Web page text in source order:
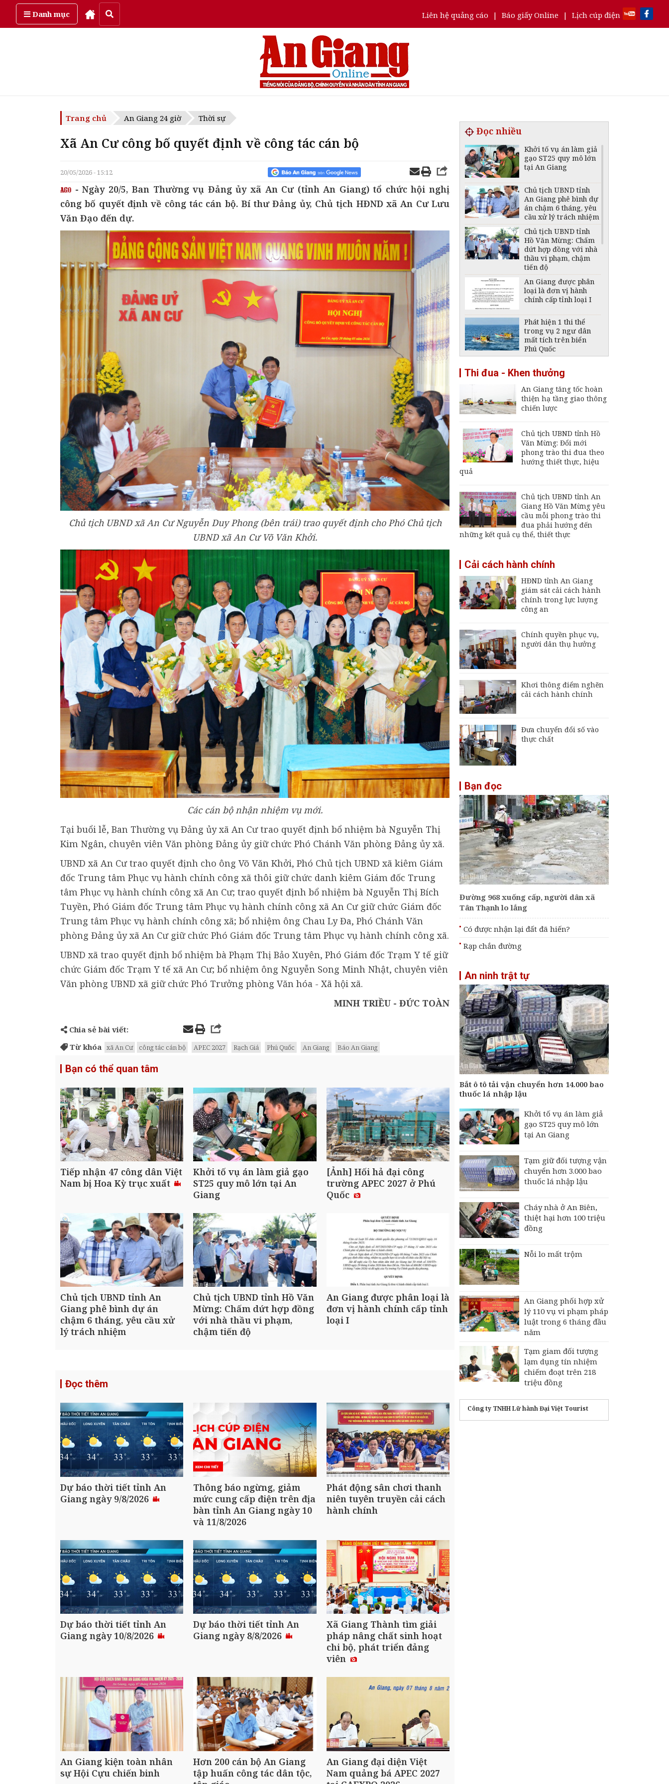
Danh mục Liên hệ quảng cáo | Báo giấy Online | Lịch cúp điện
Thứ sáu, ngày 7/08/2026
Trang chủ An Giang 24 giờ Thời sự
Xã An Cư công bố quyết định về công tác cán bộ
20/05/2026 - 15:12
- Ngày 20/5, Ban Thường vụ Đảng ủy xã An Cư (tỉnh An Giang) tổ chức hội nghị
công bố quyết định về công tác cán bộ. Bí thư Đảng ủy, Chủ tịch HĐND xã An Cư Lưu
Văn Đạo đến dự.
Chủ tịch UBND xã An Cư Nguyễn Duy Phong (bên trái) trao quyết định cho Phó Chủ tịch
UBND xã An Cư Võ Văn Khởi.
Các cán bộ nhận nhiệm vụ mới.
Tại buổi lễ, Ban Thường vụ Đảng ủy xã An Cư trao quyết định bổ nhiệm bà Nguyễn Thị
Kim Ngân, chuyên viên Văn phòng Đảng ủy giữ chức Phó Chánh Văn phòng Đảng ủy xã.
UBND xã An Cư trao quyết định cho ông Võ Văn Khởi, Phó Chủ tịch UBND xã kiêm Giám
đốc Trung tâm Phục vụ hành chính công xã thôi giữ chức danh kiêm Giám đốc Trung
tâm Phục vụ hành chính công xã An Cư; trao quyết định bổ nhiệm bà Nguyễn Thị Bích
Tuyền, Phó Giám đốc Trung tâm Phục vụ hành chính công xã An Cư giữ chức Giám đốc
Trung tâm Phục vụ hành chính công xã; bổ nhiệm ông Chau Ly Đa, Phó Chánh Văn
phòng Đảng ủy xã An Cư giữ chức Phó Giám đốc Trung tâm Phục vụ hành chính công xã.
UBND xã trao quyết định bổ nhiệm bà Phạm Thị Bảo Xuyên, Phó Giám đốc Trạm Y tế giữ
chức Giám đốc Trạm Y tế xã An Cư; bổ nhiệm ông Nguyễn Song Minh Nhật, chuyên viên
Văn phòng UBND xã giữ chức Phó Trưởng phòng Văn hóa - Xã hội xã.
MINH TRIỀU - ĐỨC TOÀN
Chia sẻ bài viết:
Từ khóa
xã An Cư công tác cán bộ APEC 2027 Rạch Giá Phú Quốc An Giang Báo An Giang
Bạn có thể quan tâm
Tiếp nhận 47 công dân Việt
Nam bị Hoa Kỳ trục xuất
Khởi tố vụ án làm giả gạo
ST25 quy mô lớn tại An
Giang
[Ảnh] Hối hả đại công
trường APEC 2027 ở Phú
Quốc
Chủ tịch UBND tỉnh An
Giang phê bình dự án
chậm 6 tháng, yêu cầu xử
lý trách nhiệm
Chủ tịch UBND tỉnh Hồ Văn
Mừng: Chấm dứt hợp đồng
với nhà thầu vi phạm,
chậm tiến độ
An Giang được phân loại là
đơn vị hành chính cấp tỉnh
loại I
Đọc thêm
Dự báo thời tiết tỉnh An
Giang ngày 9/8/2026
Thông báo ngừng, giảm
mức cung cấp điện trên địa
bàn tỉnh An Giang ngày 10
và 11/8/2026
Phát động sân chơi thanh
niên tuyên truyền cải cách
hành chính
Dự báo thời tiết tỉnh An
Giang ngày 10/8/2026
Dự báo thời tiết tỉnh An
Giang ngày 8/8/2026
Xã Giang Thành tìm giải
pháp nâng chất sinh hoạt
chi bộ, phát triển đảng
viên
An Giang kiện toàn nhân
sự Hội Cựu chiến binh
Hơn 200 cán bộ An Giang
tập huấn công tác dân tộc,
An Giang đại diện Việt
Nam quảng bá APEC 2027
Đọc nhiều
Khởi tố vụ án làm giả
gạo ST25 quy mô lớn
tại An Giang
Chủ tịch UBND tỉnh
An Giang phê bình dự
án chậm 6 tháng, yêu
cầu xử lý trách nhiệm
Chủ tịch UBND tỉnh
Hồ Văn Mừng: Chấm
dứt hợp đồng với nhà
thầu vi phạm, chậm
tiến độ
An Giang được phân
loại là đơn vị hành
chính cấp tỉnh loại I
Phát hiện 1 thi thể
trong vụ 2 ngư dân
mất tích trên biển
Phú Quốc
giảm mức cung cấp
điện trên địa bàn tỉnh
An Giang ngày 6 -
7/8/2026
Đại tá Nguyễn Việt
Chính ủy Bộ Chỉ huy
Quân sự tỉnh An
Giang
Khai mạc Ngày hội
Đội K92 quy tập thêm
8 hài cốt liệt sĩ tại An
Giang
sớm đưa cảng biển
lại
Thi đua - Khen thưởng
An Giang tăng tốc hoàn
thiện hạ tầng giao thông
chiến lược
Chủ tịch UBND tỉnh Hồ
Văn Mừng: Đổi mới
phong trào thi đua theo
hướng thiết thực, hiệu
quả
Chủ tịch UBND tỉnh An
Giang Hồ Văn Mừng yêu
cầu mỗi phong trào thi
đua phải hướng đến
những kết quả cụ thể, thiết thực
Cải cách hành chính
HĐND tỉnh An Giang
giám sát cải cách hành
chính trong lực lượng
công an
Chính quyền phục vụ,
người dân thụ hưởng
Khơi thông điểm nghẽn
cải cách hành chính
Đưa chuyển đổi số vào
thực chất
Bạn đọc
Đường 968 xuống cấp, người dân xã
Tân Thạnh lo lắng
Có được nhận lại đất đã hiến?
Rạp chắn đường
An ninh trật tự
Bắt ô tô tải vận chuyển hơn 14.000 bao
thuốc lá nhập lậu
Khởi tố vụ án làm giả
gạo ST25 quy mô lớn
tại An Giang
Tạm giữ đối tượng vận
chuyển hơn 3.000 bao
thuốc lá nhập lậu
Cháy nhà ở An Biên,
thiệt hại hơn 100 triệu
đồng
Nỗi lo mất trộm
An Giang phối hợp xử
lý 110 vụ vi phạm pháp
luật trong 6 tháng đầu
năm
Tạm giam đối tượng
lạm dụng tín nhiệm
chiếm đoạt trên 218
triệu đồng
Công ty TNHH Lữ hành Đại Việt Tourist